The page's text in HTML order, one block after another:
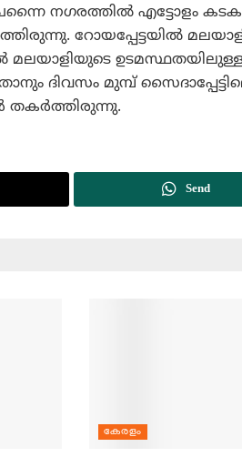
നഗരത്തില്‍ എട്ടോളം
റോയപ്പേട്ടയില്‍
മലയാളിയുടെ
ദിവസം മുമ്പ്
തകര്‍ത്തിരുന്നു.
Send
കേരളം